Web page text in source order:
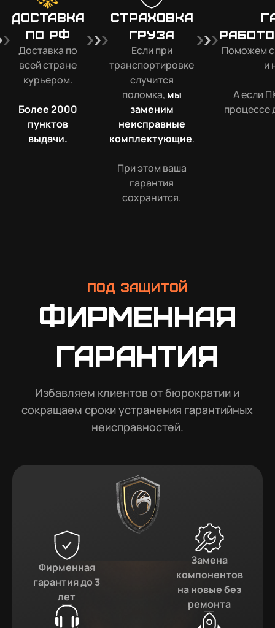
Доставка
по РФ
Доставка по
всей стране
курьером.
Более 2000
пунктов
выдачи.
Страховка
груза
Если при
транспортировке
случится
поломка, мы
заменим
неисправные
комплектующие.
При этом ваша
гарантия
сохранится.
Поможем
и
А если
процессе
Под защитой
Фирменная
гарантия
Избавляем клиентов от бюрократии и
сокращаем сроки устранения гарантийных
неисправностей.
Фирменная
гарантия до 3
лет
Замена
компонентов
на новые без
ремонта